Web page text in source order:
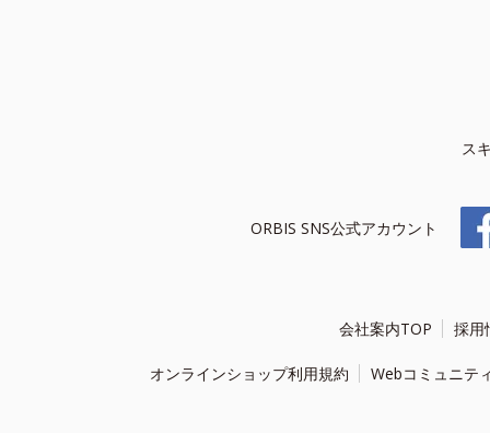
ス
ORBIS SNS公式アカウント
会社案内TOP 採用
オンラインショップ利用規約 Webコミュニテ